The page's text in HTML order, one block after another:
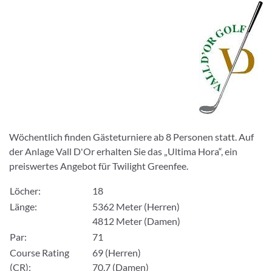
Wöchentlich finden Gästeturniere ab 8 Personen statt. Auf
der Anlage Vall D'Or erhalten Sie das „Ultima Hora“, ein
preiswertes Angebot für Twilight Greenfee.
Löcher:
18
Länge:
5362 Meter (Herren)
4812 Meter (Damen)
Par:
71
Course Rating
(CR):
69 (Herren)
70,7 (Damen)